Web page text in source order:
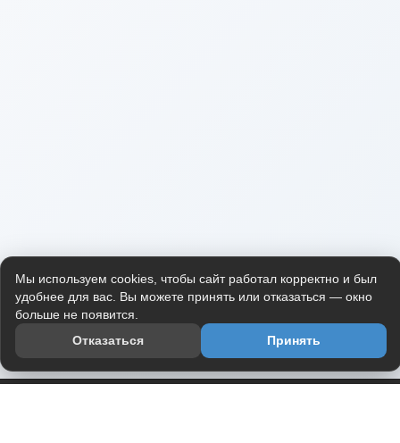
Мы используем cookies, чтобы сайт работал корректно и был
удобнее для вас. Вы можете принять или отказаться — окно
больше не появится.
Отказаться
Принять